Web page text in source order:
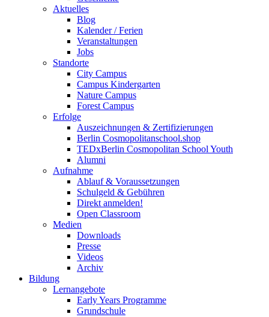
Aktuelles
Blog
Kalender / Ferien
Veranstaltungen
Jobs
Standorte
City Campus
Campus Kindergarten
Nature Campus
Forest Campus
Erfolge
Auszeichnungen & Zertifizierungen
Berlin Cosmopolitanschool.shop
TEDxBerlin Cosmopolitan School Youth
Alumni
Aufnahme
Ablauf & Voraussetzungen
Schulgeld & Gebühren
Direkt anmelden!
Open Classroom
Medien
Downloads
Presse
Videos
Archiv
Bildung
Lernangebote
Early Years Programme
Grundschule